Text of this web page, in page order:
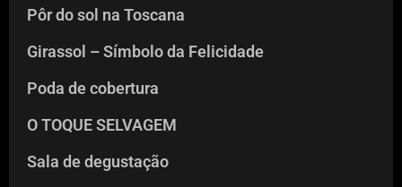
Pôr do sol na Toscana
Girassol – Símbolo da Felicidade
Poda de cobertura
O TOQUE SELVAGEM
Sala de degustação